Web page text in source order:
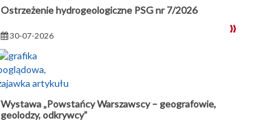
Ostrzeżenie hydrogeologiczne PSG nr 7/2026
30-07-2026
Wystawa „Powstańcy Warszawscy – geografowie,
geolodzy, odkrywcy”